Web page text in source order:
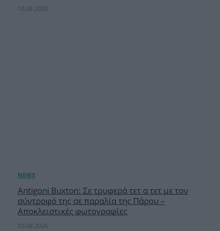
10.08.2026
Antigoni Buxton: Σε τρυφερά τετ α τετ με τον
σύντροφό της σε παραλία της Πάρου –
Αποκλειστικές φωτογραφίες
10.08.2026